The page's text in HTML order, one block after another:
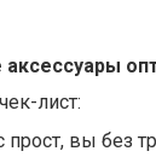
лист:
вы без